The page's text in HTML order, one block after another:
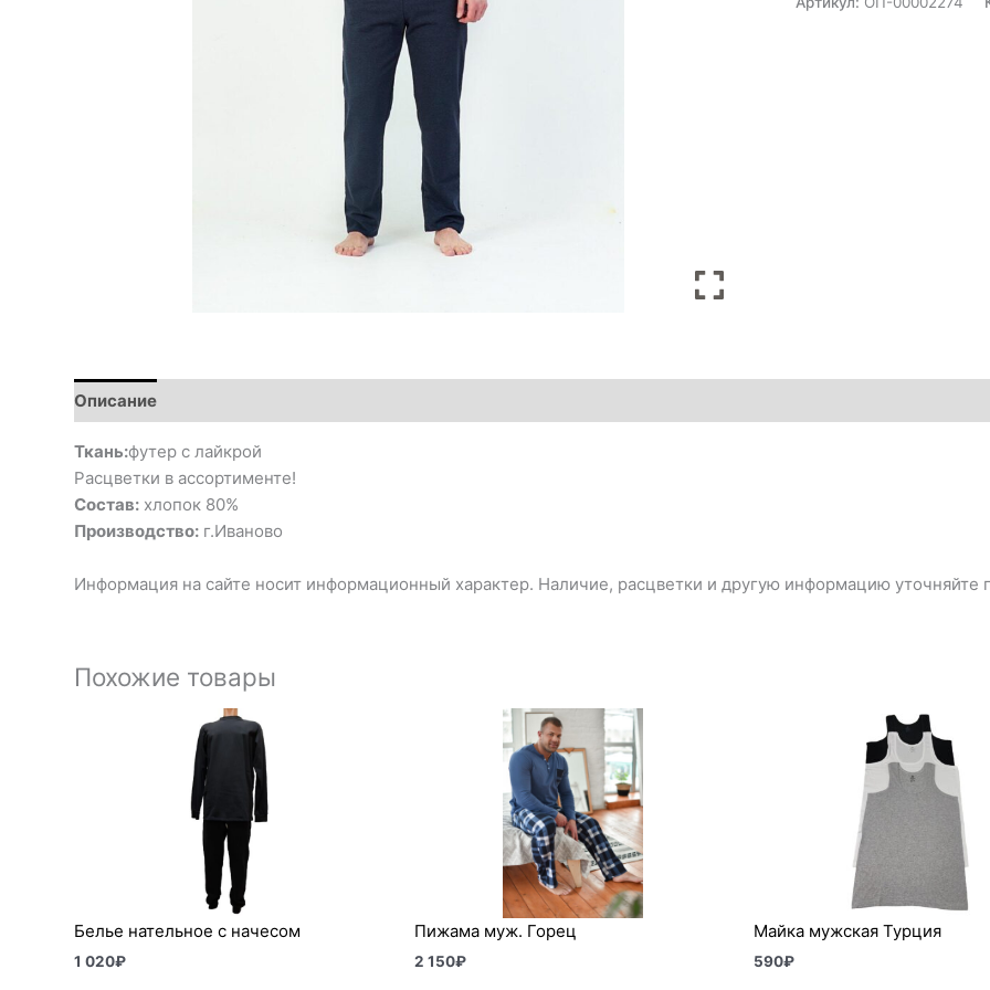
Описание
Ткань:футер с лайкрой
Расцветки в ассортименте!
Состав: хлопок 80%
Производство: г.Иваново
Информация на сайте носит информационный характер. Наличие, расцветки и другую информацию уточняйте
Похожие товары
Белье нательное с начесом
1 020₽
Пижама муж. Горец
2 150₽
Майка мужская Турция
590₽